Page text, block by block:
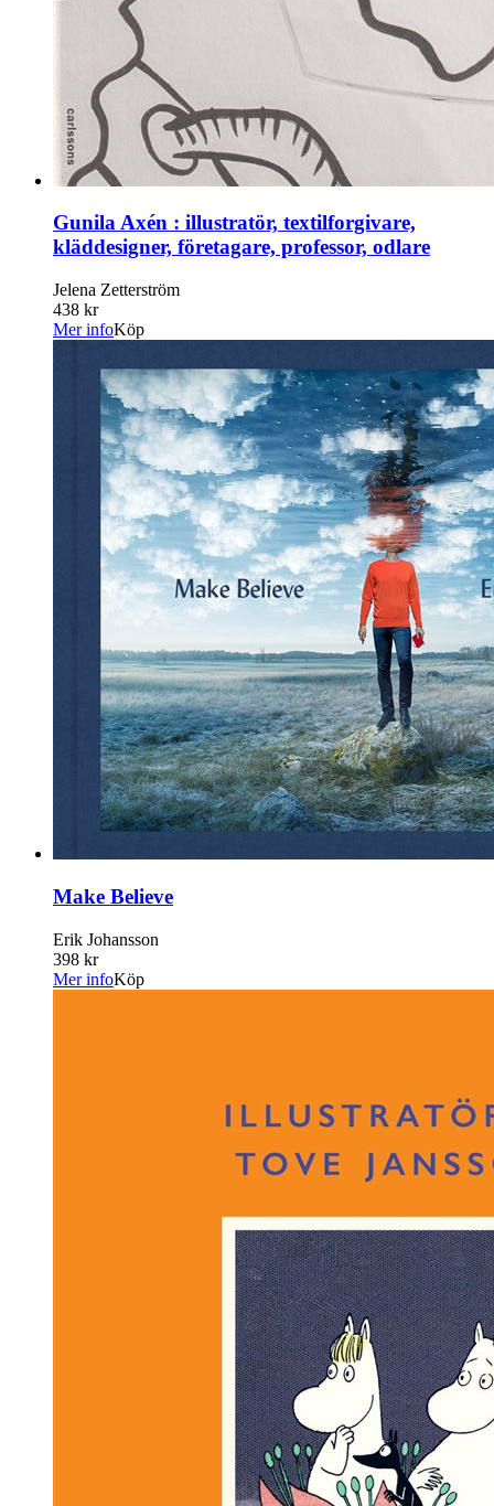
Gunila Axén : illustratör, textilforgivare,
kläddesigner, företagare, professor, odlare
Jelena Zetterström
438 kr
Mer infoKöp
Make Believe
Erik Johansson
398 kr
Mer infoKöp